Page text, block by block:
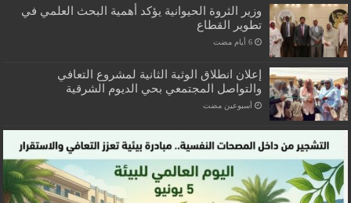
وزير الثروة الحيوانية يؤكد أهمية البحث العلمي في
تطوير القطاع
‏6 أيام مضت
إعلان انطلاق الوثبة الثانية لمشروع التعافي
والتواصل المجتمعي بحي الديوم الشرقية
‏أسبوعين مضت